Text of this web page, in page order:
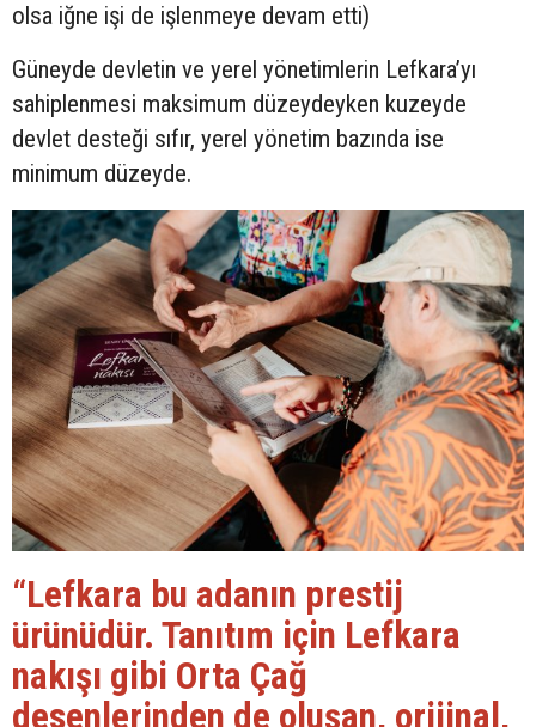
olsa iğne işi de işlenmeye devam etti)
Güneyde devletin ve yerel yönetimlerin Lefkara’yı
sahiplenmesi maksimum düzeydeyken kuzeyde
devlet desteği sıfır, yerel yönetim bazında ise
minimum düzeyde.
“Lefkara bu adanın prestij
ürünüdür. Tanıtım için Lefkara
nakışı gibi Orta Çağ
desenlerinden de oluşan, orijinal,